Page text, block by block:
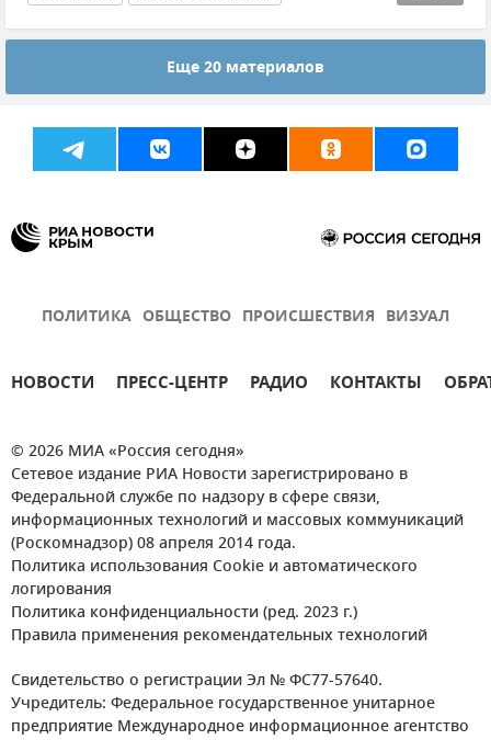
Департамент транспорта Севастополя
Еще 20 материалов
ПОЛИТИКА ОБЩЕСТВО ПРОИСШЕСТВИЯ ВИЗУАЛ
НОВОСТИ ПРЕСС-ЦЕНТР РАДИО КОНТАКТЫ
© 2026 МИА «Россия сегодня»
Сетевое издание РИА Новости зарегистрировано в
Федеральной службе по надзору в сфере связи,
информационных технологий и массовых коммуникаций
(Роскомнадзор) 08 апреля 2014 года.
Политика использования Cookie и автоматического
логирования
Политика конфиденциальности (ред. 2023 г.)
Правила применения рекомендательных технологий
Свидетельство о регистрации Эл № ФС77-57640.
Учредитель: Федеральное государственное унитарное
предприятие Международное информационное агентство